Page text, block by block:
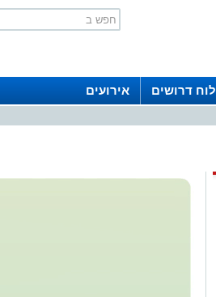
לוח דרושים אירועים